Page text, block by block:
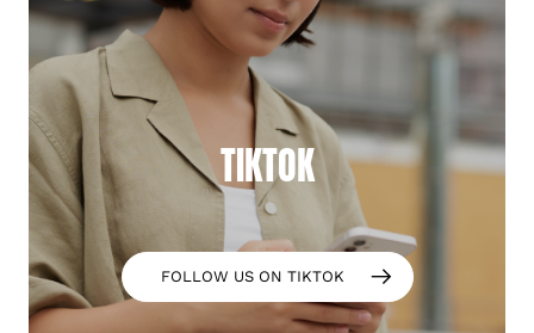
TIKTOK
FOLLOW US ON TIKTOK